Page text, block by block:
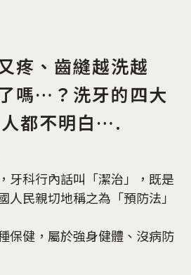
疼、齒縫越洗越
嗎…？洗牙的四大
都不明白….
牙科行內話叫「潔治」，既是
人民親切地稱之為「預防法」
保健，屬於強身健體、沒病防